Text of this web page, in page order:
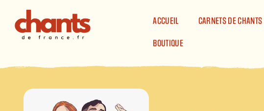
ACCUEIL
CARNETS DE CHANTS
BOUTIQUE